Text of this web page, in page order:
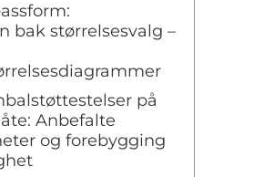
bak størrelsesvalg –
på
Anbefalte
og forebygging